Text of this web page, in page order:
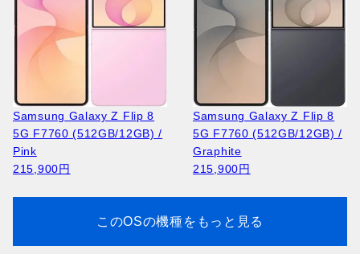
Light Pink
64,100円
64,100円
Huawei Pura 90s Pro MLN-
164,400円
Huawei Pura 90s Pro MLN-
164,400円
Orange
207,700円
Blue
222,100円
13,400円
19,300円
Samsung Galaxy Z Flip 8
5G F7760 (512GB/12GB) /
Pink
215,900円
Samsung Galaxy Z Flip 8
5G F7760 (512GB/12GB) /
Graphite
215,900円
このOSの機種をもっと見る